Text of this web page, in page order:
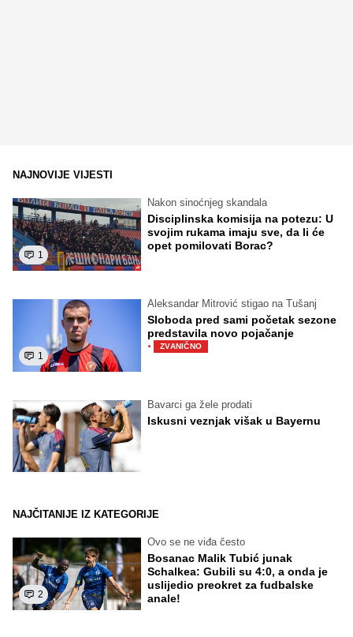
NAJNOVIJE VIJESTI
1
Nakon sinoćnjeg skandala
Disciplinska komisija na potezu: U
svojim rukama imaju sve, da li će
opet pomilovati Borac?
1
Aleksandar Mitrović stigao na Tušanj
Sloboda pred sami početak sezone
predstavila novo pojačanje
· ZVANIČNO
Bavarci ga žele prodati
Iskusni veznjak višak u Bayernu
NAJČITANIJE IZ KATEGORIJE
2
Ovo se ne viđa često
Bosanac Malik Tubić junak
Schalkea: Gubili su 4:0, a onda je
uslijedio preokret za fudbalske
anale!